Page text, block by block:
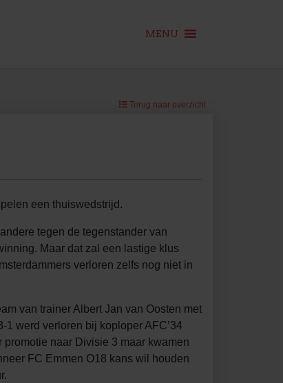
MENU
Terug naar overzicht
een thuiswedstrijd.
tegen de tegenstander van
Maar dat zal een lastige klus
verloren zelfs nog niet in
van trainer Albert Jan van Oosten met
werd verloren bij koploper AFC’34
naar Divisie 3 maar kwamen
FC Emmen O18 kans wil houden